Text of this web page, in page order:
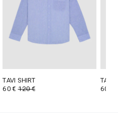
TAVI SHIRT
60 €120 €
TAVI
60 €